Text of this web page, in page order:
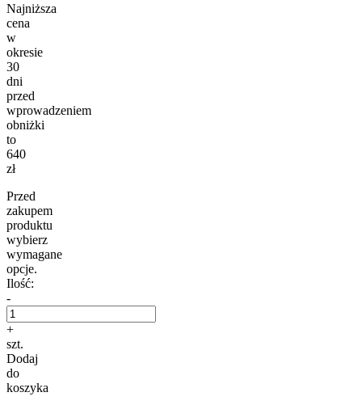
Najniższa
cena
w
okresie
30
dni
przed
wprowadzeniem
obniżki
to
640
zł
Przed
zakupem
produktu
wybierz
wymagane
opcje.
Ilość:
-
+
szt.
Dodaj
do
koszyka